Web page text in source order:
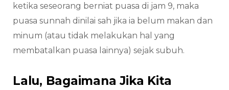
ketika seseorang berniat puasa di jam 9, maka
puasa sunnah dinilai sah jika ia belum makan dan
minum (atau tidak melakukan hal yang
membatalkan puasa lainnya) sejak subuh.
Lalu, Bagaimana Jika Kita